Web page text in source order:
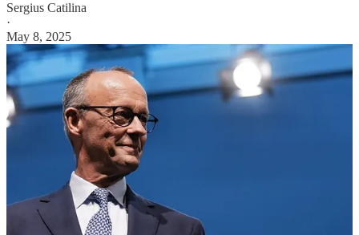
Sergius Catilina
·
May 8, 2025